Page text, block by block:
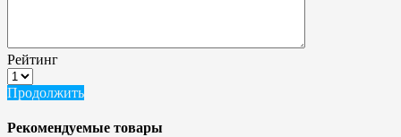
Рейтинг
Продолжить
Рекомендуемые товары